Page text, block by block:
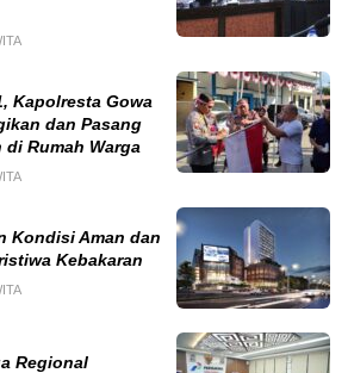
Kapolresta Gowa
dan Pasang
Rumah Warga
Kondisi Aman dan
Kebakaran
Regional